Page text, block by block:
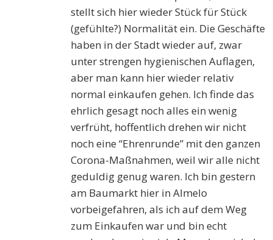
stellt sich hier wieder Stück für Stück
(gefühlte?) Normalität ein. Die Geschäfte
haben in der Stadt wieder auf, zwar
unter strengen hygienischen Auflagen,
aber man kann hier wieder relativ
normal einkaufen gehen. Ich finde das
ehrlich gesagt noch alles ein wenig
verfrüht, hoffentlich drehen wir nicht
noch eine “Ehrenrunde” mit den ganzen
Corona-Maßnahmen, weil wir alle nicht
geduldig genug waren. Ich bin gestern
am Baumarkt hier in Almelo
vorbeigefahren, als ich auf dem Weg
zum Einkaufen war und bin echt